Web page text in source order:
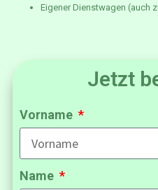
Eigener Dienstwagen (auch
Jetzt
Vorname
Name